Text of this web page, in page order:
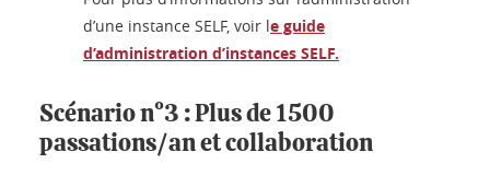
d’une instance SELF, voir le guide
d’administration d’instances SELF.
Scénario n°3 : Plus de 1500
passations/an et collaboration